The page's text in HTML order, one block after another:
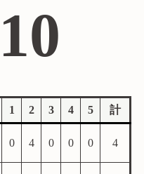
10
1 2 3 4 5 計
0 4 0 0 0 4